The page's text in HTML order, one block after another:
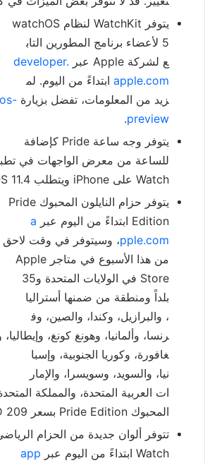
يتوفر WatchKit لنظام watchOS
5 لأعضاء برنامج المطورين التاب
ع لشركة Apple عبر
developer.
apple.com ابتداءً من اليوم. لم
زيد من المعلومات، تفضل بزيارة
preview
.
يتوفر وجه ساعة Pride كإضافة
للساعة من معرض الواجهات في تطب
Watch على iPhone ويتطلب iOS 11.4 وwatchOS 4.3.1.
يتوفر حزام النايلون المحبوك Pride
Edition ابتداءً من اليوم عبر
a
pple.com، وسيتوفر في وقت لاحق
من هذا الأسبوع في متاجر Apple
Store في الولايات المتحدة و35
بلداً ومنطقة من ضمنها أستراليا
، والبرازيل، وكندا، والصين، وف
رنسا، وألمانيا، وهونغ كونغ، وإ
غافورة، وكوريا الجنوبية، وإسبا
نيا، والسويد، وسويسرا، والإمار
ات العربية المتحدة، والمملكة ا
المحبوك Pride Edition بسعر AED 209.
تتوفر ألوان جديدة من الحزام ال
Watch ابتداءً من اليوم عبر
app